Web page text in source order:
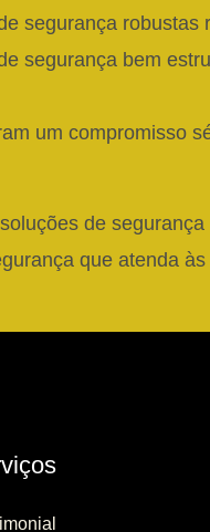
segurança
segurança bem
um compromisso
de
que atenda